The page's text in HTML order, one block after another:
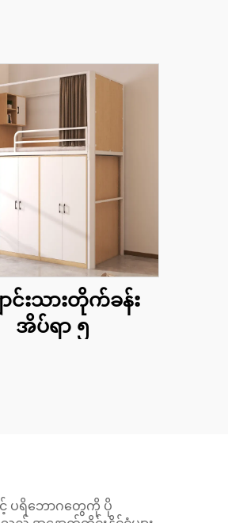
င်းသားတိုက်ခန်း
အိပ်ရာ ၅
ပရိဘောဂတွေကို ပို